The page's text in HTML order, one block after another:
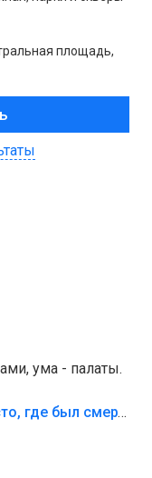
площадь,
ума - палаты.
«Попал на пику»: СК показал место, где был смертельно травмирован ребенок в Тольятти